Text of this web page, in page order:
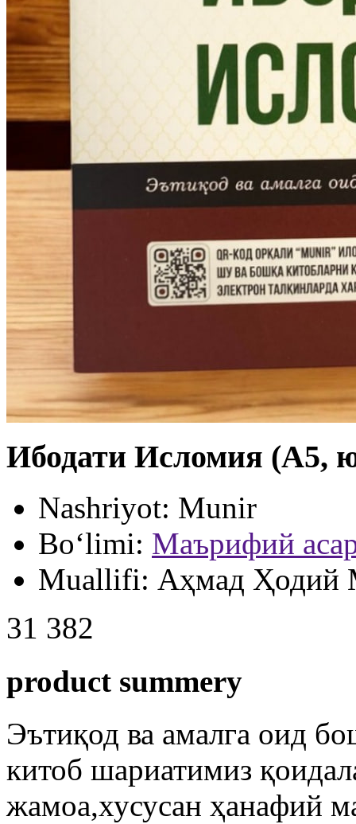
Ибодати Исломия (А5,
Nashriyot: Munir
Bo‘limi: Маърифий
Muallifi: Аҳмад Ҳодий
31 382
product summery
Эътиқод ва амалга оид
китоб шариатимиз
жамоа,хусусан ҳанафий